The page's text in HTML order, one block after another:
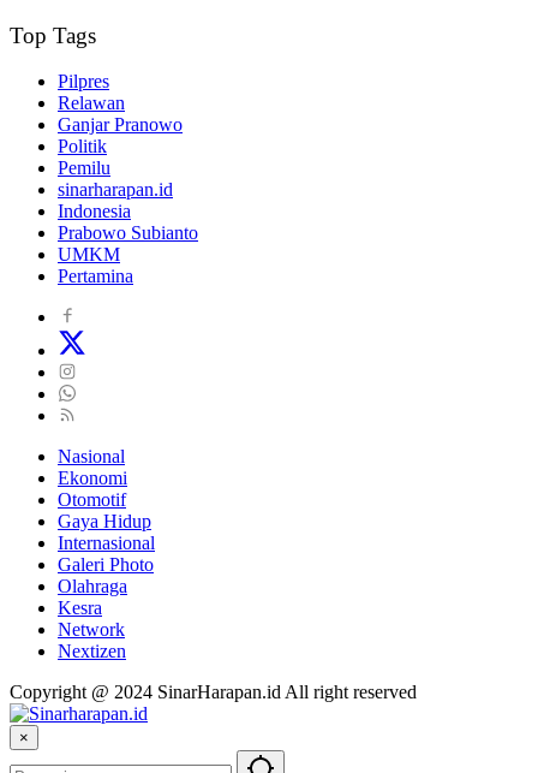
Top Tags
Pilpres
Relawan
Ganjar Pranowo
Politik
Pemilu
sinarharapan.id
Indonesia
Prabowo Subianto
UMKM
Pertamina
Nasional
Ekonomi
Otomotif
Gaya Hidup
Internasional
Galeri Photo
Olahraga
Kesra
Network
Nextizen
Copyright @ 2024 SinarHarapan.id All right reserved
×